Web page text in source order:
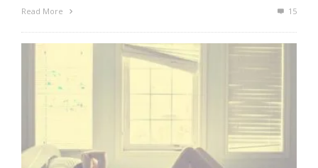
Read More 15